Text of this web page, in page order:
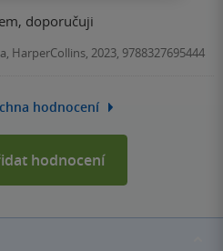
Začal hodně pít a byl velice
doktora, který se k ní choval
požadoval od ní, aby
Po roce od narození, začala
tím, že se zamiluje do jeho
Oba příběhy měly něco do
doporučuji
HarperCollins, 2023, 9788327695444
hodnocení
hodnocení